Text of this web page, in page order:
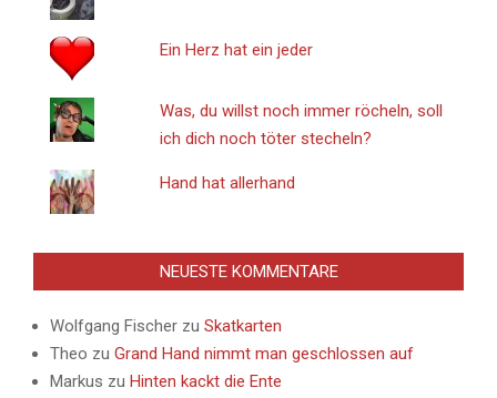
Ein Herz hat ein jeder
Was, du willst noch immer röcheln, soll
ich dich noch töter stecheln?
Hand hat allerhand
NEUESTE KOMMENTARE
Wolfgang Fischer zu Skatkarten
Theo zu Grand Hand nimmt man geschlossen auf
Markus zu Hinten kackt die Ente